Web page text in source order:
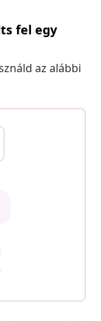
fel egy
az alábbi